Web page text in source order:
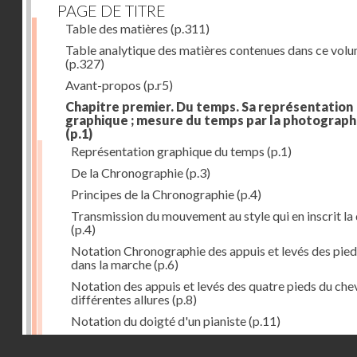
PAGE DE TITRE
Table des matières (p.311)
Table analytique des matières contenues dans ce
(p.327)
Avant-propos (p.r5)
Chapitre premier. Du temps. Sa représentation
graphique ; mesure du temps par la
(p.1)
Représentation graphique du temps (p.1)
De la Chronographie(p.3)
Principes de la Chronographie(p.4)
Transmission du mouvement au style qui en inscrit la
(p.4)
Notation Chronographie des appuis et levés des
dans la marche(p.6)
Notation des appuis et levés des quatre pieds du
différentes allures (p.8)
Notation du doigté d'un pianiste(p.11)